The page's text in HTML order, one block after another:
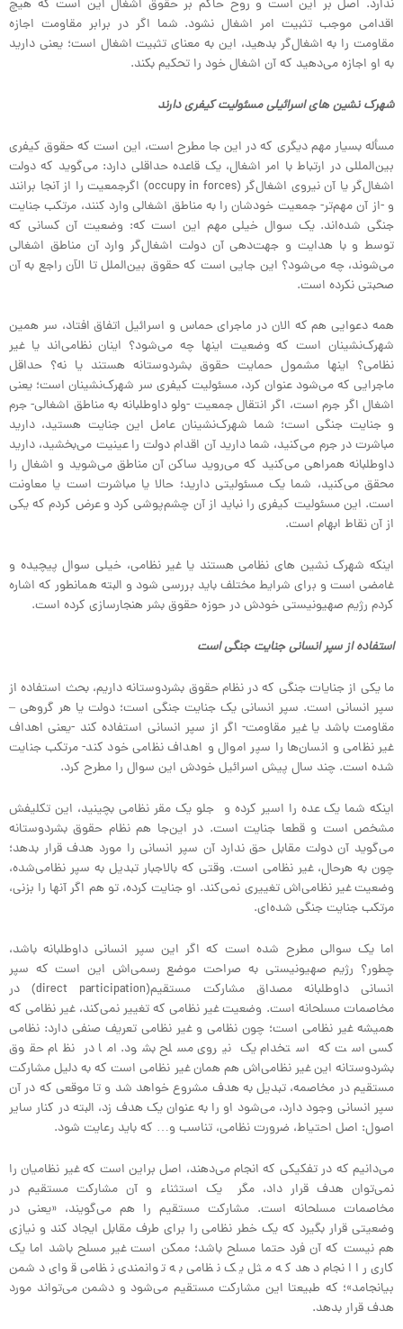
ندارد. اصل بر این است و روح حاکم بر حقوق اشغال این است که هیچ
اقدامی موجب تثبیت امر اشغال نشود. شما اگر در برابر مقاومت اجازه
مقاومت را به اشغال‌گر بدهید، این به معنای تثبیت اشغال است؛ یعنی دارید
به او اجازه می‌دهید که آن اشغال خود را تحکیم بکند.
شهرک نشین های اسرائیلی مسئولیت کیفری دارند
مسأله بسیار مهم دیگری که در این جا مطرح است، این است که حقوق کیفری
بین‌المللی در ارتباط با امر اشغال، یک قاعده حداقلی دارد: می‌گوید که دولت
اشغال‌گر یا آن نیروی اشغال‌گر (occupy in forces) اگرجمعیت را از آنجا برانند
و -از آن مهم‌تر- جمعیت خودشان را به مناطق اشغالی وارد کنند، مرتکب جنایت
جنگی شده‌اند. یک سوال خیلی مهم این است که: وضعیت آن کسانی که
توسط و با هدایت و جهت‌دهی آن دولت اشغال‌گر وارد آن مناطق اشغالی
می‌شوند، چه می‌شود؟ این جایی است که حقوق بین‌الملل تا الآن راجع به آن
صحبتی نکرده است.
همه دعوایی هم که الان در ماجرای حماس و اسرائیل اتفاق افتاد، سر همین
شهرک‌نشینان است که وضعیت اینها چه می‌شود؟ اینان نظامی‌اند یا غیر
نظامی؟ اینها مشمول حمایت حقوق بشردوستانه هستند یا نه؟ حداقل
ماجرایی که می‌شود عنوان کرد، مسئولیت کیفری سر شهرک‌نشینان است؛ یعنی
اشغال اگر جرم است، اگر انتقال جمعیت -ولو داوطلبانه به مناطق اشغالی- جرم
و جنایت جنگی است؛ شما شهرک‌نشینان عامل این جنایت هستید، دارید
مباشرت در جرم می‌کنید، شما دارید آن اقدام دولت را عینیت می‌بخشید، دارید
داوطلبانه همراهی می‌کنید که می‌روید ساکن آن مناطق می‌شوید و اشغال را
محقق می‌کنید، شما یک مسئولیتی دارید؛ حالا یا مباشرت است یا معاونت
است. این مسئولیت کیفری را نباید از آن چشم‌پوشی کرد و عرض کردم که یکی
از آن نقاط ابهام است.
اینکه شهرک نشین های نظامی هستند یا غیر نظامی، خیلی سوال پیچیده و
غامضی است و برای شرایط مختلف باید بررسی شود و البته همانطور که اشاره
کردم رژیم صهیونیستی خودش در حوزه حقوق بشر هنجارسازی کرده است.
استفاده از سپر انسانی جنایت جنگی است
ما یکی از جنایات جنگی که در نظام حقوق بشردوستانه داریم، بحث استفاده از
سپر انسانی است. سپر انسانی یک جنایت جنگی است؛ دولت یا هر گروهی –
مقاومت باشد یا غیر مقاومت- اگر از سپر انسانی استفاده کند -یعنی اهداف
غیر نظامی و انسان‌ها را سپر اموال و اهداف نظامی خود کند- مرتکب جنایت
شده است. چند سال پیش اسرائیل خودش این سوال را مطرح کرد.
اینکه شما یک عده را اسیر کرده و جلو یک مقر نظامی بچینید، این تکلیفش
مشخص است و قطعا جنایت است. در این‌جا هم نظام حقوق بشردوستانه
می‌گوید آن دولت مقابل حق ندارد آن سپر انسانی را مورد هدف قرار بدهد؛
چون به هرحال، غیر نظامی است. وقتی که بالاجبار تبدیل به سپر نظامی‌شده،
وضعیت غیر نظامی‌اش تغییری نمی‌کند. او جنایت کرده، تو هم اگر آنها را بزنی،
مرتکب جنایت جنگی شده‌ای.
اما یک سوالی مطرح شده است که اگر این سپر انسانی داوطلبانه باشد،
چطور؟ رژیم صهیونیستی به صراحت موضع رسمی‌اش این است که سپر
انسانی داوطلبانه مصداق مشارکت مستقیم(direct participation) در
مخاصمات مسلحانه است. وضعیت غیر نظامی که تغییر نمی‌کند، غیر نظامی که
همیشه غیر نظامی است؛ چون نظامی و غیر نظامی تعریف صنفی دارد: نظامی
کسی است که استخدام یک نیروی مسلح بشود. اما در نظام حقوق
بشردوستانه این غیر نظامی‌اش هم همان غیر نظامی است که به دلیل مشارکت
مستقیم در مخاصمه، تبدیل به هدف مشروع خواهد شد و تا موقعی که در آن
سپر انسانی وجود دارد، می‌شود او را به عنوان یک هدف زد، البته در کنار سایر
اصول: اصل احتیاط، ضرورت نظامی، تناسب و… که باید رعایت شود.
می‌دانیم که در تفکیکی که انجام می‌دهند، اصل براین است که غیر نظامیان را
نمی‌توان هدف قرار داد، مگر یک استثناء و آن مشارکت مستقیم در
مخاصمات مسلحانه است. مشارکت مستقیم را هم می‌گویند، «یعنی در
وضعیتی قرار بگیرد که یک خطر نظامی را برای طرف مقابل ایجاد کند و نیازی
هم نیست که آن فرد حتما مسلح باشد؛ ممکن است غیر مسلح باشد اما یک
کاری را انجام دهد که مثل یک نظامی به توانمندی نظامی قوای دشمن
بیانجامد»؛ که طبیعتا این مشارکت مستقیم می‌شود و دشمن می‌تواند مورد
هدف قرار بدهد.